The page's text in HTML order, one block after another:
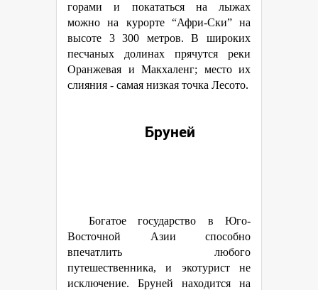
горами и покататься на лыжах
можно на курорте “Афри-Ски” на
высоте 3 300 метров. В широких
песчаных долинах прячутся реки
Оранжевая и Макхаленг; место их
слияния - самая низкая точка Лесото.
Бруней
Богатое государство в Юго-
Восточной Азии способно
впечатлить любого
путешественника, и экотурист не
исключение. Бруней находится на